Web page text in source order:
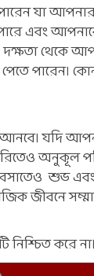
যা
এবং
দক্ষতা থেকে
পারেন।
আনবে। যদি
অনুকূল
শুভ
জীবনে
করে